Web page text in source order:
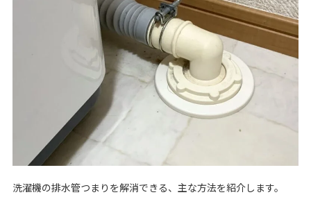
洗濯機の排水管つまりを解消できる、主な方法を紹介します。